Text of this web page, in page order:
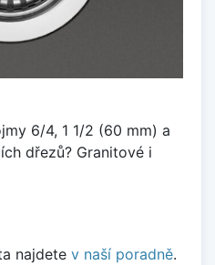
6/4, 1 1/2 (60 mm) a
dřezů? Granitové i
najdete v naší poradně.